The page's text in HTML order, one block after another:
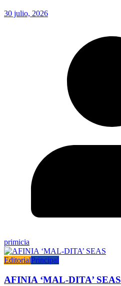
30 julio, 2026
primicia
EditorialPrincipal
AFINIA ‘MAL-DITA’ SEAS